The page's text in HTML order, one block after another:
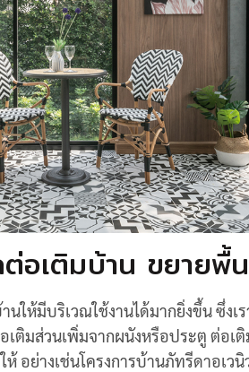
อเติมบ้าน ขยายพื้
ให้มีบริเวณใช้งานได้มากยิ่งขึ้น ซึ่งเ
เติมส่วนเพิ่มจากผนังหรือประตู ต่อเ
อย่างเช่นโครงการบ้านภัทรีดาอเว